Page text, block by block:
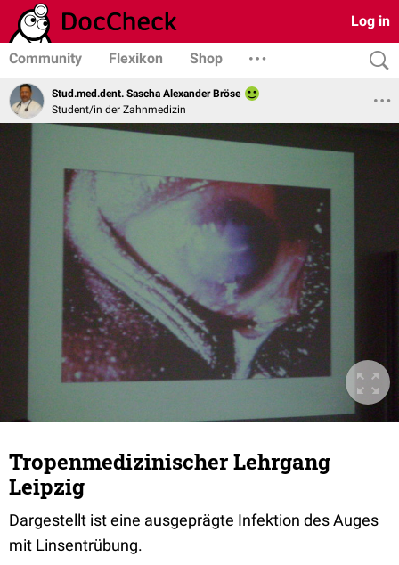
Log in
Community Flexikon Shop
Stud.med.dent. Sascha Alexander Bröse
Student/in der Zahnmedizin
Tropenmedizinischer Lehrgang
Leipzig
Dargestellt ist eine ausgeprägte Infektion des Auges
mit Linsentrübung.